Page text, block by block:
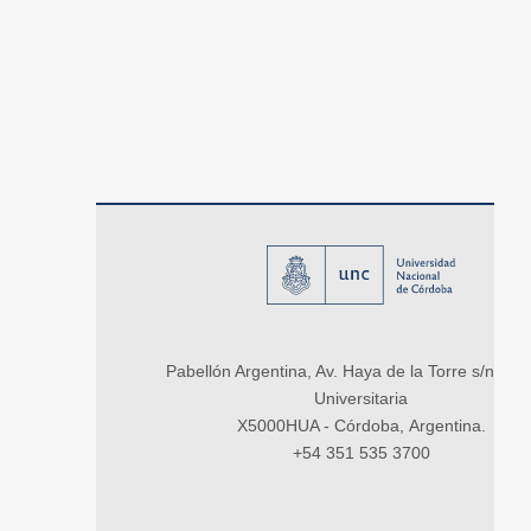
Pabellón Argentina, Av. Haya de la Torre s/n,
Universitaria
X5000HUA - Córdoba, Argentina.
+54 351 535 3700